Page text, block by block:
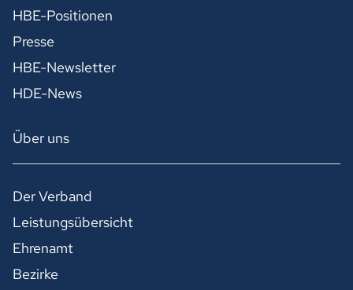
HBE-Positionen
Presse
HBE-Newsletter
HDE-News
Über uns
Der Verband
Leistungsübersicht
Ehrenamt
Bezirke